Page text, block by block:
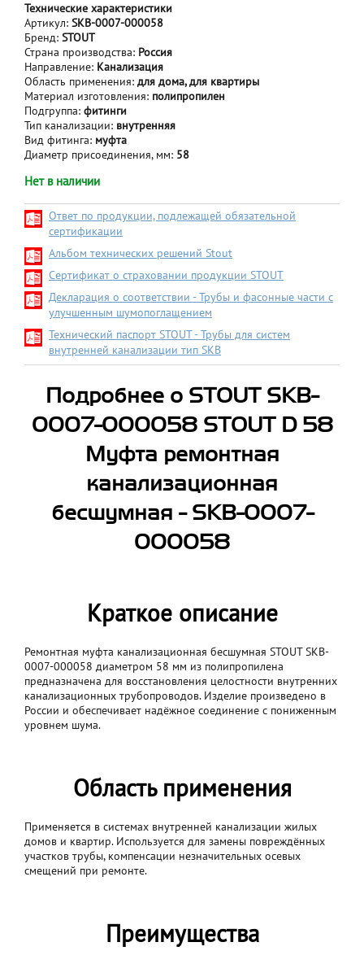
Технические характеристики
Артикул: SKB-0007-000058
Бренд: STOUT
Страна производства: Россия
Направление: Канализация
Область применения: для дома, для квартиры
Материал изготовления: полипропилен
Подгруппа: фитинги
Тип канализации: внутренняя
Вид фитинга: муфта
Диаметр присоединения, мм: 58
Нет в наличии
Ответ по продукции, подлежащей обязательной
сертификации
Альбом технических решений Stout
Сертификат о страховании продукции STOUT
Декларация о соответствии - Трубы и фасонные части с
улучшенным шумопоглащением
Технический паспорт STOUT - Трубы для систем
внутренней канализации тип SКВ
Подробнее о STOUT SKB-
0007-000058 STOUT D 58
Муфта ремонтная
канализационная
бесшумная - SKB-0007-
000058
Краткое описание
Ремонтная муфта канализационная бесшумная STOUT SKB-
0007-000058 диаметром 58 мм из полипропилена
предназначена для восстановления целостности внутренних
канализационных трубопроводов. Изделие произведено в
России и обеспечивает надёжное соединение с пониженным
уровнем шума.
Область применения
Применяется в системах внутренней канализации жилых
домов и квартир. Используется для замены повреждённых
участков трубы, компенсации незначительных осевых
смещений при ремонте.
Преимущества